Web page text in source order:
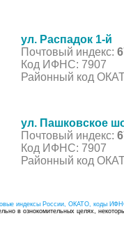
ул. Распадок 1-й
Почтовый индекс:
Код ИФНС: 7907
Районный код
ул. Пашковское
Почтовый индекс:
Код ИФНС: 7907
Районный код
индексы России, ОКАТО, коды
в ознокомительных целях,